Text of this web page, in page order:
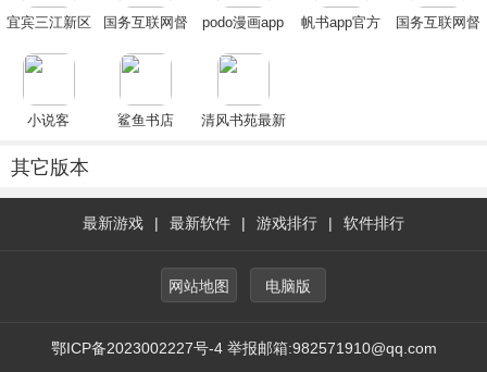
宜宾三江新区
版下载
国务互联网督
2025最新版
podo漫画app
2024安卓最新
帆书app官方
国务互联网督
小说客
鲨鱼书店
清风书苑最新
其它版本
最新游戏 | 最新软件 | 游戏排行 | 软件排行
网站地图 电脑版
鄂ICP备2023002227号-4 举报邮箱:982571910@qq.com